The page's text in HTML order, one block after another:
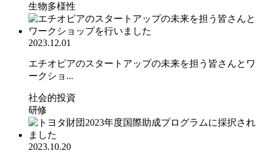
生物多様性
2023.12.01
エチオピアのスタートアップの未来を担う皆さんとワ
ークショ...
社会的投資
研修
2023.10.20